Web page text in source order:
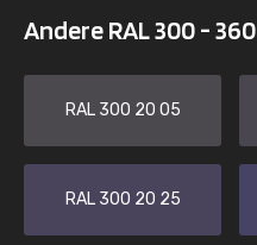
Andere RAL 300 - 360
RAL 300 20 05
RAL 300 20 25